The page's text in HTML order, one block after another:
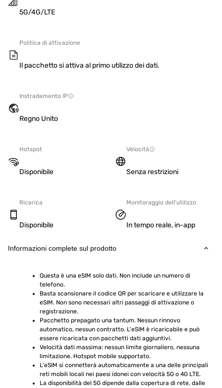
5G/4G/LTE
Politica di attivazione
Il pacchetto si attiva al primo utilizzo dei dati.
Instradamento IP
Regno Unito
Hotspot
Disponibile
Velocità
Senza restrizioni
Ricarica
Disponibile
Monitoraggio dell'utilizzo
In tempo reale, in-app
Informazioni complete sul prodotto
Questa è una eSIM solo dati. Non include un numero di
telefono.
Basta scansionare il codice QR per scaricare e utilizzare la
eSIM. Non sono necessari altri passaggi di attivazione o
registrazione.
Pacchetto prepagato una tantum. Nessun rinnovo
automatico, nessun contratto. L'eSIM è ricaricabile e può
essere ricaricata con pacchetti dati aggiuntivi.
Velocità dati massima: nessun limite giornaliero, nessuna
limitazione. Hotspot mobile supportato.
L'eSIM si connetterà automaticamente a una delle principali
reti mobili locali nei paesi idonei con velocità 5G o 4G LTE.
La disponibilità del 5G dipende dalla copertura di rete, dalle